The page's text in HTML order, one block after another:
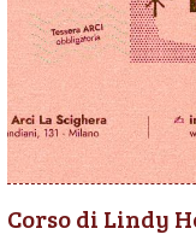
Corso di Lindy